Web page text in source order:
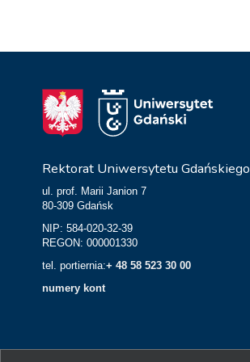
Rektorat Uniwersytetu Gdańskiego
ul. prof. Marii Janion 7
80-309 Gdańsk
NIP: 584-020-32-39
REGON: 000001330
tel. portiernia:+ 48 58 523 30 00
numery kont